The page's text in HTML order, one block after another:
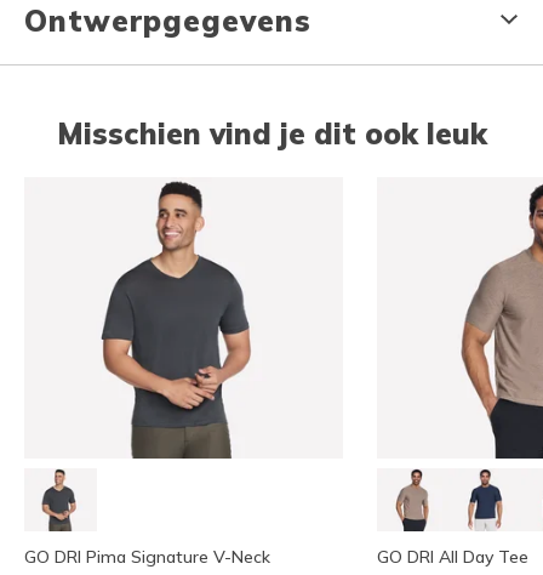
Ontwerpgegevens
Misschien vind je dit ook leuk
GO DRI Pima Signature V-Neck GO DRI All Day Tee